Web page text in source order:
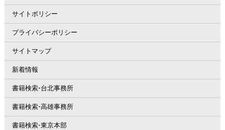
サイトポリシー
プライバシーポリシー
サイトマップ
新着情報
書籍検索-台北事務所
書籍検索-高雄事務所
書籍検索-東京本部